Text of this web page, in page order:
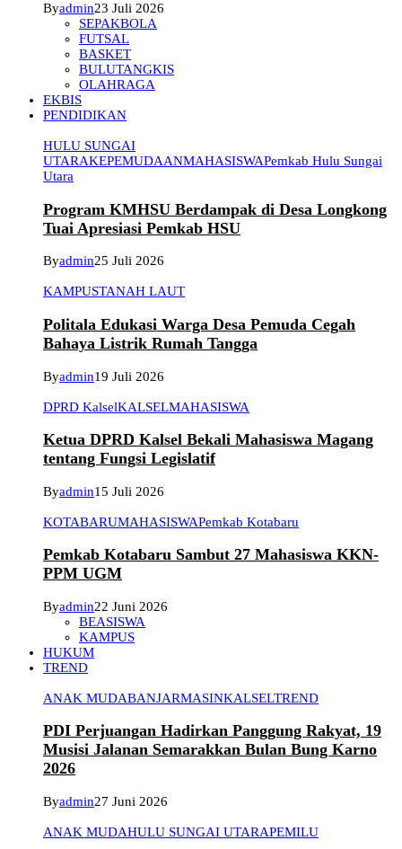
Byadmin23 Juli 2026
SEPAKBOLA
FUTSAL
BASKET
BULUTANGKIS
OLAHRAGA
EKBIS
PENDIDIKAN
HULU SUNGAI
UTARAKEPEMUDAANMAHASISWAPemkab Hulu Sungai
Utara
Program KMHSU Berdampak di Desa Longkong
Tuai Apresiasi Pemkab HSU
Byadmin25 Juli 2026
KAMPUSTANAH LAUT
Politala Edukasi Warga Desa Pemuda Cegah
Bahaya Listrik Rumah Tangga
Byadmin19 Juli 2026
DPRD KalselKALSELMAHASISWA
Ketua DPRD Kalsel Bekali Mahasiswa Magang
tentang Fungsi Legislatif
Byadmin15 Juli 2026
KOTABARUMAHASISWAPemkab Kotabaru
Pemkab Kotabaru Sambut 27 Mahasiswa KKN-
PPM UGM
Byadmin22 Juni 2026
BEASISWA
KAMPUS
HUKUM
TREND
ANAK MUDABANJARMASINKALSELTREND
PDI Perjuangan Hadirkan Panggung Rakyat, 19
Musisi Jalanan Semarakkan Bulan Bung Karno
2026
Byadmin27 Juni 2026
ANAK MUDAHULU SUNGAI UTARAPEMILU